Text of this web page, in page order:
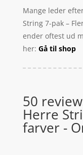
Mange leder
String 7-pak –
ender oftest ud
her: Gå til shop
50
Herre
farver -